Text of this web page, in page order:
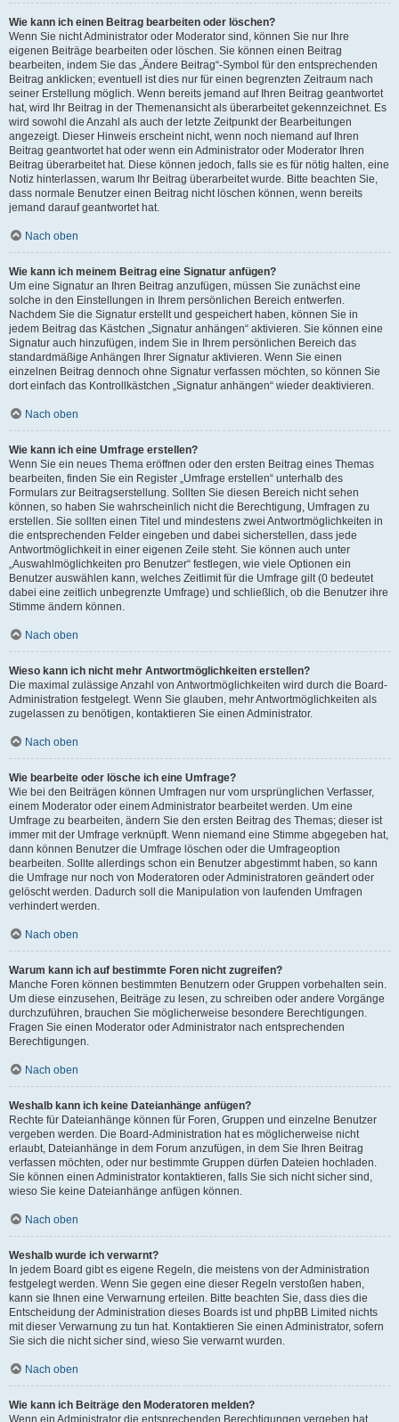
Wie kann ich einen Beitrag bearbeiten oder löschen?
Wenn Sie nicht Administrator oder Moderator sind, können Sie nur Ihre
eigenen Beiträge bearbeiten oder löschen. Sie können einen Beitrag
bearbeiten, indem Sie das „Ändere Beitrag“-Symbol für den entsprechenden
Beitrag anklicken; eventuell ist dies nur für einen begrenzten Zeitraum nach
seiner Erstellung möglich. Wenn bereits jemand auf Ihren Beitrag geantwortet
hat, wird Ihr Beitrag in der Themenansicht als überarbeitet gekennzeichnet. Es
wird sowohl die Anzahl als auch der letzte Zeitpunkt der Bearbeitungen
angezeigt. Dieser Hinweis erscheint nicht, wenn noch niemand auf Ihren
Beitrag geantwortet hat oder wenn ein Administrator oder Moderator Ihren
Beitrag überarbeitet hat. Diese können jedoch, falls sie es für nötig halten, eine
Notiz hinterlassen, warum Ihr Beitrag überarbeitet wurde. Bitte beachten Sie,
dass normale Benutzer einen Beitrag nicht löschen können, wenn bereits
jemand darauf geantwortet hat.
Nach oben
Wie kann ich meinem Beitrag eine Signatur anfügen?
Um eine Signatur an Ihren Beitrag anzufügen, müssen Sie zunächst eine
solche in den Einstellungen in Ihrem persönlichen Bereich entwerfen.
Nachdem Sie die Signatur erstellt und gespeichert haben, können Sie in
jedem Beitrag das Kästchen „Signatur anhängen“ aktivieren. Sie können eine
Signatur auch hinzufügen, indem Sie in Ihrem persönlichen Bereich das
standardmäßige Anhängen Ihrer Signatur aktivieren. Wenn Sie einen
einzelnen Beitrag dennoch ohne Signatur verfassen möchten, so können Sie
dort einfach das Kontrollkästchen „Signatur anhängen“ wieder deaktivieren.
Nach oben
Wie kann ich eine Umfrage erstellen?
Wenn Sie ein neues Thema eröffnen oder den ersten Beitrag eines Themas
bearbeiten, finden Sie ein Register „Umfrage erstellen“ unterhalb des
Formulars zur Beitragserstellung. Sollten Sie diesen Bereich nicht sehen
können, so haben Sie wahrscheinlich nicht die Berechtigung, Umfragen zu
erstellen. Sie sollten einen Titel und mindestens zwei Antwortmöglichkeiten in
die entsprechenden Felder eingeben und dabei sicherstellen, dass jede
Antwortmöglichkeit in einer eigenen Zeile steht. Sie können auch unter
„Auswahlmöglichkeiten pro Benutzer“ festlegen, wie viele Optionen ein
Benutzer auswählen kann, welches Zeitlimit für die Umfrage gilt (0 bedeutet
dabei eine zeitlich unbegrenzte Umfrage) und schließlich, ob die Benutzer ihre
Stimme ändern können.
Nach oben
Wieso kann ich nicht mehr Antwortmöglichkeiten erstellen?
Die maximal zulässige Anzahl von Antwortmöglichkeiten wird durch die Board-
Administration festgelegt. Wenn Sie glauben, mehr Antwortmöglichkeiten als
zugelassen zu benötigen, kontaktieren Sie einen Administrator.
Nach oben
Wie bearbeite oder lösche ich eine Umfrage?
Wie bei den Beiträgen können Umfragen nur vom ursprünglichen Verfasser,
einem Moderator oder einem Administrator bearbeitet werden. Um eine
Umfrage zu bearbeiten, ändern Sie den ersten Beitrag des Themas; dieser ist
immer mit der Umfrage verknüpft. Wenn niemand eine Stimme abgegeben hat,
dann können Benutzer die Umfrage löschen oder die Umfrageoption
bearbeiten. Sollte allerdings schon ein Benutzer abgestimmt haben, so kann
die Umfrage nur noch von Moderatoren oder Administratoren geändert oder
gelöscht werden. Dadurch soll die Manipulation von laufenden Umfragen
verhindert werden.
Nach oben
Warum kann ich auf bestimmte Foren nicht zugreifen?
Manche Foren können bestimmten Benutzern oder Gruppen vorbehalten sein.
Um diese einzusehen, Beiträge zu lesen, zu schreiben oder andere Vorgänge
durchzuführen, brauchen Sie möglicherweise besondere Berechtigungen.
Fragen Sie einen Moderator oder Administrator nach entsprechenden
Berechtigungen.
Nach oben
Weshalb kann ich keine Dateianhänge anfügen?
Rechte für Dateianhänge können für Foren, Gruppen und einzelne Benutzer
vergeben werden. Die Board-Administration hat es möglicherweise nicht
erlaubt, Dateianhänge in dem Forum anzufügen, in dem Sie Ihren Beitrag
verfassen möchten, oder nur bestimmte Gruppen dürfen Dateien hochladen.
Sie können einen Administrator kontaktieren, falls Sie sich nicht sicher sind,
wieso Sie keine Dateianhänge anfügen können.
Nach oben
Weshalb wurde ich verwarnt?
In jedem Board gibt es eigene Regeln, die meistens von der Administration
festgelegt werden. Wenn Sie gegen eine dieser Regeln verstoßen haben,
kann sie Ihnen eine Verwarnung erteilen. Bitte beachten Sie, dass dies die
Entscheidung der Administration dieses Boards ist und phpBB Limited nichts
mit dieser Verwarnung zu tun hat. Kontaktieren Sie einen Administrator, sofern
Sie sich die nicht sicher sind, wieso Sie verwarnt wurden.
Nach oben
Wie kann ich Beiträge den Moderatoren melden?
Wenn ein Administrator die entsprechenden Berechtigungen vergeben hat,